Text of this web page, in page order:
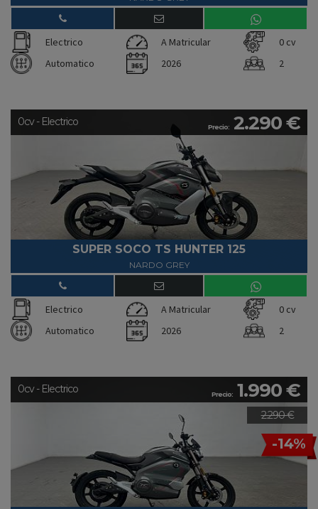
Electrico A Matricular
0 cv
Automatico
2026 2
Precio: 2.290 €
0cv - Electrico
SUPER SOCO TS HUNTER 125
NARDO GREY
Electrico A Matricular
0 cv
Automatico
2026 2
Precio: 1.990 €
2.290 €
-14%
0cv - Electrico